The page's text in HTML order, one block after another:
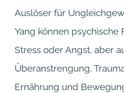
Auslöser für
Yang können psychische
Stress oder Angst, aber
Überanstrengung,
Ernährung und